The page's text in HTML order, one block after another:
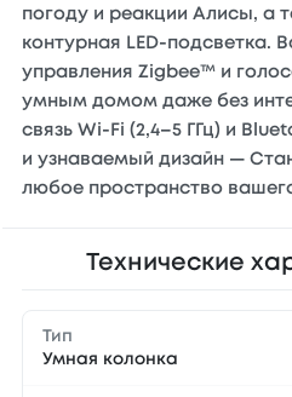
погоду и реакции Алисы, а
контурная LED-подсветка.
управления Zigbee™ и
умным домом даже без
связь Wi-Fi (2,4–5 ГГц) и
и узнаваемый дизайн —
любое пространство
Технические
Тип
Умная колонка